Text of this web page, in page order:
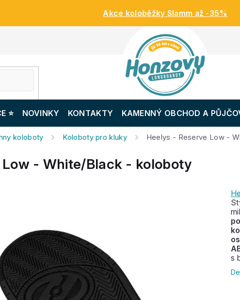
Akce koloběžky Slamm až -35%
⭐️ NOVINKY KONTAKTY KAMENNÝ OBCHOD A
koloboty Koloboty pro kluky Heelys - Reserve Low -
Low - White/Black - koloboty
s